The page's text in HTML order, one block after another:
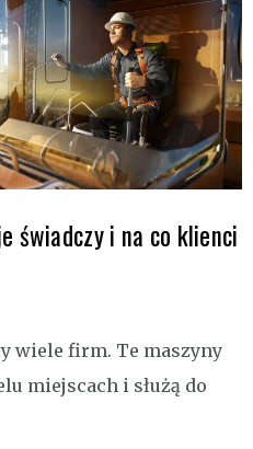
świadczy i na co klienci
wiele firm. Te maszyny
miejscach i służą do